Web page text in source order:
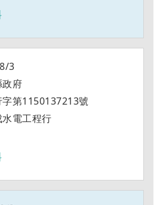
3
府
字第1150137213號
水電工程行